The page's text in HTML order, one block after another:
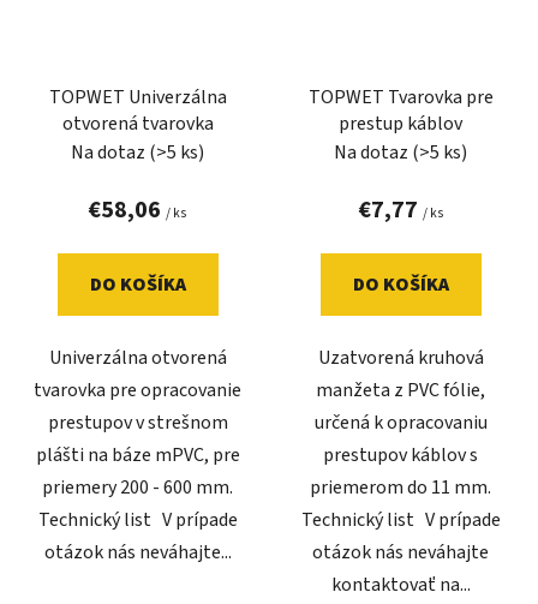
TOPWET Univerzálna
otvorená tvarovka
Na dotaz (>5 ks)
€58,06 / ks
DO KOŠÍKA
Univerzálna otvorená
tvarovka pre opracovanie
prestupov v strešnom
plášti na báze mPVC, pre
priemery 200 - 600 mm.
Technický list V prípade
otázok nás neváhajte...
TOPWET Tvarovka pre
prestup káblov
Na dotaz (>5 ks)
€7,77 / ks
DO KOŠÍKA
Uzatvorená kruhová
manžeta z PVC fólie,
určená k opracovaniu
prestupov káblov s
priemerom do 11 mm.
Technický list V prípade
otázok nás neváhajte
kontaktovať na...